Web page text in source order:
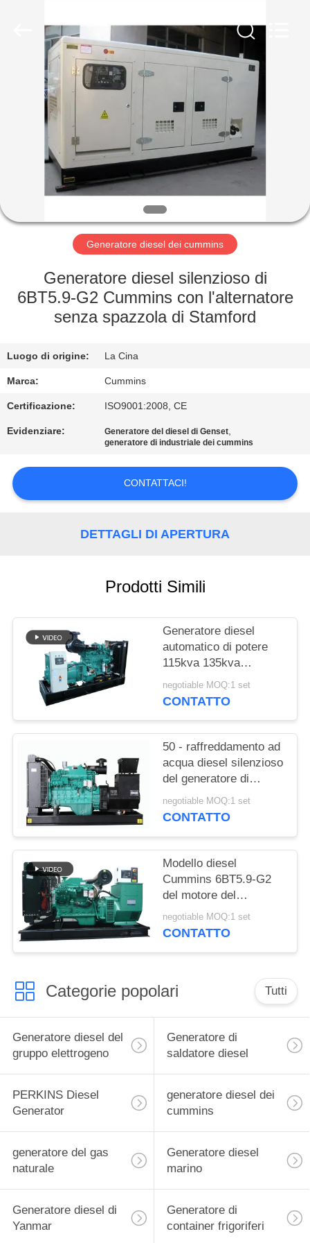
CASA
PRODOTTI
CIRCA
GIRO
FABBRICA
CONTROLLO
QUALITÀ
CONTATTICI
UNA
CITAZIONE
PRIVACY
POLICY
Generatore diesel dei cummins
Generatore diesel silenzioso di
6BT5.9-G2 Cummins con l'alternatore
senza spazzola di Stamford
Luogo di origine: La Cina
Marca: Cummins
Certificazione: ISO9001:2008, CE
Evidenziare: Generatore del diesel di Genset,
generatore di industriale dei cummins
CONTATTACI!
DETTAGLI DI APERTURA
Prodotti Simili
Generatore diesel
automatico di potere
115kva 135kva
Cummins con 12 ore di
serbatoio dell'olio
negotiable MOQ:1 set
CONTATTO
50 - raffreddamento ad
acqua diesel silenzioso
del generatore di
1250kva Cummins con
l'alternatore di
negotiable MOQ:1 set
CONTATTO
Modello diesel
Cummins 6BT5.9-G2
del motore del
generatore di
rendimento elevato
negotiable MOQ:1 set
CONTATTO
Categorie popolari Tutti
Generatore diesel del
gruppo elettrogeno
Generatore di
saldatore diesel
PERKINS Diesel
Generator
generatore diesel dei
cummins
generatore del gas
naturale
Generatore diesel
marino
Generatore diesel di
Yanmar
Generatore di
container frigoriferi